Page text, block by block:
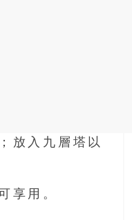
放入九層塔以
享用。